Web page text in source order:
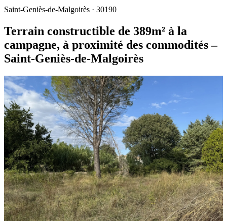
Saint-Geniès-de-Malgoirès · 30190
Terrain constructible de 389m² à la
campagne, à proximité des commodités –
Saint-Geniès-de-Malgoirès